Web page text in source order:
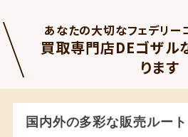
あなたの大切なフェデリー
買取専門店DEゴザル
ります
国内外の多彩な販売ルート